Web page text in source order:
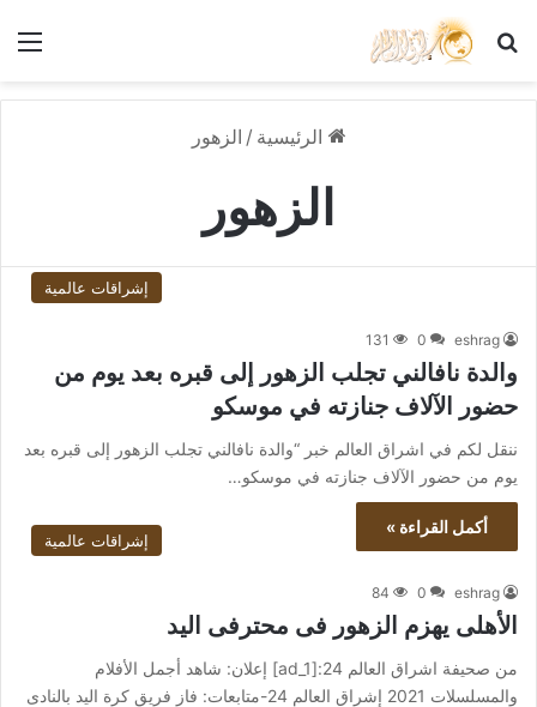
بحث عن
الرئيسية / الزهور
الزهور
إشراقات عالمية
eshrag
0
131
والدة نافالني تجلب الزهور إلى قبره بعد يوم من
حضور الآلاف جنازته في موسكو
ننقل لكم في اشراق العالم خبر “والدة نافالني تجلب الزهور إلى قبره بعد
يوم من حضور الآلاف جنازته في موسكو…
أكمل القراءة »
إشراقات عالمية
eshrag
0
84
الأهلى يهزم الزهور فى محترفى اليد
من صحيفة اشراق العالم 24:[ad_1] إعلان: شاهد أجمل الأفلام
والمسلسلات 2021 إشراق العالم 24-متابعات: فاز فريق كرة اليد بالنادى